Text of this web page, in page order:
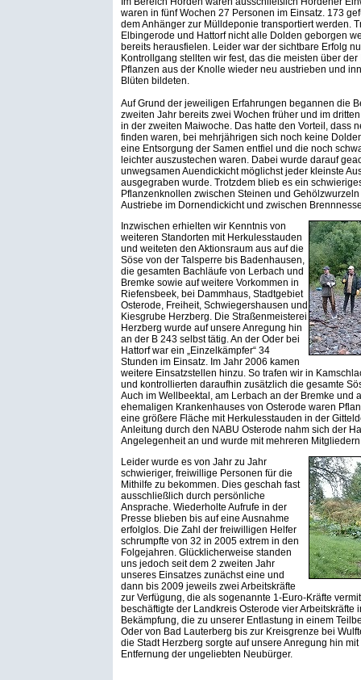
waren in fünf Wochen 27 Personen im Einsatz. 173
dem Anhänger zur Mülldeponie transportiert werden.
Elbingerode und Hattorf nicht alle Dolden geborgen
bereits herausfielen. Leider war der sichtbare Erfolg
Kontrollgang stellten wir fest, das die meisten über
Pflanzen aus der Knolle wieder neu austrieben und
Blüten bildeten.
Auf Grund der jeweiligen Erfahrungen begannen die
zweiten Jahr bereits zwei Wochen früher und im
in der zweiten Maiwoche. Das hatte den Vorteil, dass
finden waren, bei mehrjährigen sich noch keine
eine Entsorgung der Samen entfiel und die noch
leichter auszustechen waren. Dabei wurde darauf
unwegsamen Auendickicht möglichst jeder kleinste
ausgegraben wurde. Trotzdem blieb es ein
Pflanzenknollen zwischen Steinen und
Austriebe im Dornendickicht und zwischen
Inzwischen erhielten wir Kenntnis von
weiteren Standorten mit Herkulesstauden
und weiteten den Aktionsraum aus auf die
Söse von der Talsperre bis Badenhausen,
die gesamten Bachläufe von Lerbach und
Bremke sowie auf weitere Vorkommen in
Riefensbeek, bei Dammhaus, Stadtgebiet
Osterode, Freiheit, Schwiegershausen und
Kiesgrube Herzberg. Die Straßenmeisterei
Herzberg wurde auf unsere Anregung hin
an der B 243 selbst tätig. An der Oder bei
Hattorf war ein „Einzelkämpfer“ 34
Stunden im Einsatz. Im Jahr 2006 kamen
weitere Einsatzstellen hinzu. So trafen wir in
und kontrollierten daraufhin zusätzlich die gesamte
Auch im Wellbeektal, am Lerbach an der Bremke und
ehemaligen Krankenhauses von Osterode waren
eine größere Fläche mit Herkulesstauden in der
Anleitung durch den NABU Osterode nahm sich der
Angelegenheit an und wurde mit mehreren
Leider wurde es von Jahr zu Jahr
schwieriger, freiwillige Personen für die
Mithilfe zu bekommen. Dies geschah fast
ausschließlich durch persönliche
Ansprache. Wiederholte Aufrufe in der
Presse blieben bis auf eine Ausnahme
erfolglos. Die Zahl der freiwilligen Helfer
schrumpfte von 32 in 2005 extrem in den
Folgejahren. Glücklicherweise standen
uns jedoch seit dem 2 zweiten Jahr
unseres Einsatzes zunächst eine und
dann bis 2009 jeweils zwei Arbeitskräfte
zur Verfügung, die als sogenannte 1-Euro-Kräfte
beschäftigte der Landkreis Osterode vier Arbeitskräfte
Bekämpfung, die zu unserer Entlastung in einem
Oder von Bad Lauterberg bis zur Kreisgrenze bei
die Stadt Herzberg sorgte auf unsere Anregung hin
Entfernung der ungeliebten Neubürger.